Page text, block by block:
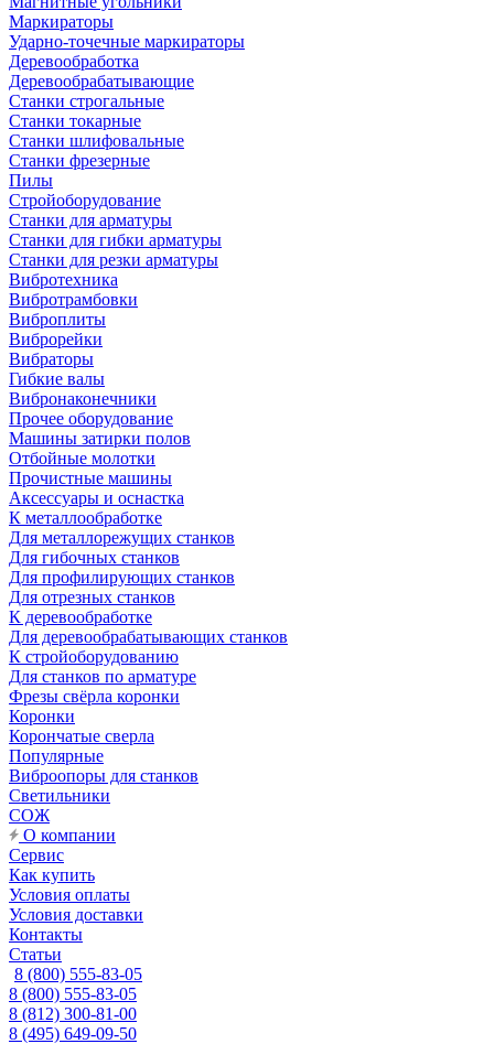
Маркираторы
Ударно-точечные маркираторы
Деревообработка
Деревообрабатывающие
Станки строгальные
Станки токарные
Станки шлифовальные
Станки фрезерные
Пилы
Стройоборудование
Станки для арматуры
Станки для гибки арматуры
Станки для резки арматуры
Вибротехника
Вибротрамбовки
Виброплиты
Виброрейки
Вибраторы
Гибкие валы
Вибронаконечники
Прочее оборудование
Машины затирки полов
Отбойные молотки
Прочистные машины
Аксeccyapы и оснастка
К металлообработке
Для металлорежущих станков
Для гибочных станков
Для профилирующих станков
Для отрезных станков
К деревообработке
Для деревообрабатывающих станков
К стройоборудованию
Для станков по арматуре
Фрезы свёрла коронки
Коронки
Корончатые сверла
Популярные
Виброопоры для станков
Светильники
СОЖ
О компании
Сервис
Как купить
Условия оплаты
Условия доставки
Контакты
Статьи
8 (800) 555-83-05
8 (800) 555-83-05
8 (812) 300-81-00
8 (495) 649-09-50